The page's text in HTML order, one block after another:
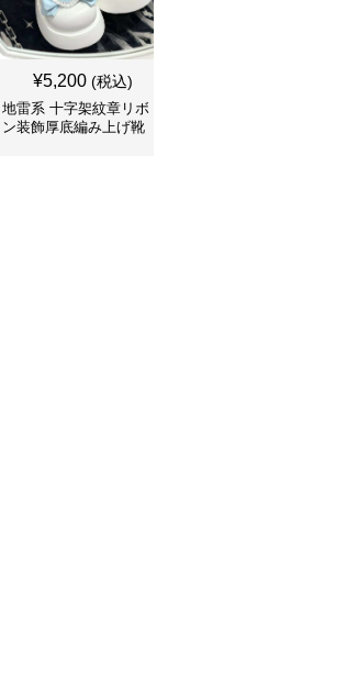
¥5,200 (税込)
地雷系 十字架紋章リボ
ン装飾厚底編み上げ靴